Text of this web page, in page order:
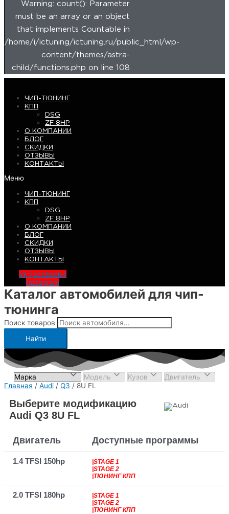
Warning: count(): Parameter
must be an array or an object
that implements Countable in
/home/i/ictuning/ictuning.ru/public_html/wp-
content/themes/astra-
child/functions.php on line 108
ЧИП-ТЮНИНГ
КПП
DSG
ZF 8HP
О КОМПАНИИ
БЛОГ
СКИДКИ
ОТЗЫВЫ
КОНТАКТЫ
Меню
ЧИП-ТЮНИНГ
КПП
DSG
ZF 8HP
О КОМПАНИИ
БЛОГ
СКИДКИ
ОТЗЫВЫ
КОНТАКТЫ
Vk Facebook-f
Instagram
Каталог автомобилей для чип-
тюнинга
Поиск товаров
Найти
Главная / Audi / Q3 / 8U FL
Выберите модификацию
Audi Q3 8U FL
Двигатель Доступные программы
1.4 TFSI 150hp
|STAGE 1
|STAGE 2
|ТЮНИНГ КПП
2.0 TFSI 180hp
|STAGE 1
|STAGE 2
|ТЮНИНГ КПП